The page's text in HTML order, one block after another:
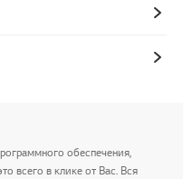
обеспечения,
всего в клике от Вас. Вся